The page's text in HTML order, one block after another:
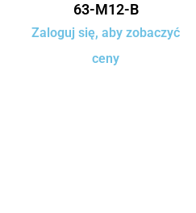
63-M12-B
Zaloguj się, aby zobaczyć
ceny